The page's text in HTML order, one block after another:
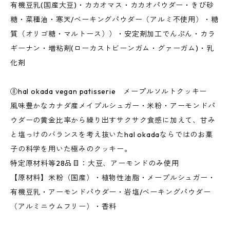
有機豆乳(国産大豆)・カカオマス・カカオパウダー・きび砂
糖・菜種油・寒天/ベーキングパウダー（アルミ不使用）・糖
質（オリゴ糖・マルトース））・安定剤加工でんぷん・カラ
ギーナン・増粘剤(ローカストビーンガム・グァーガム)・乳
化剤
⑧hal okada vegan patisserie メープルソルトクッキー
風味豊かなカナダ産メイプルシュガー・米粉・アーモンドパ
ウダーの黄金比率から繰り出すサクサク食感に加えて、甘み
と塩っけのバランスを考え抜いたhal okadaならではのお菓
子の科学を用いた極みのクッキー。
特定原材料等28品目：大豆、アーモンドのみ使用
【原材料】米粉（国産）・植物性油脂・メープルシュガー・
有機豆乳・アーモンドパウダー・岩塩/ベーキングパウダー
（アルミニウムフリー）・香料